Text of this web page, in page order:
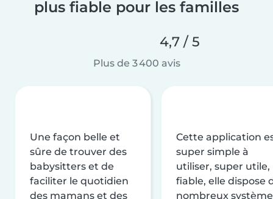
plus fiable pour les familles
4,7 / 5
Plus de 3 400 avis
Une façon belle et
sûre de trouver des
babysitters et de
faciliter le quotidien
des mamans et des
Cette application
super simple à
utiliser, super utile,
fiable, elle dispose
nombreux